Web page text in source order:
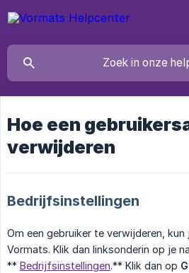
Hoe een
verwijderen
Bedrijfsinstellingen
Om een gebruiker te verwijderen, kun
Vormats. Klik dan linksonderin op je
** Bedrijfsinstellingen.** Klik dan op